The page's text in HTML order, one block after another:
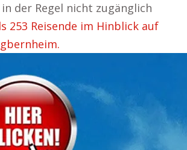
der Regel nicht zugänglich
253 Reisende im Hinblick auf